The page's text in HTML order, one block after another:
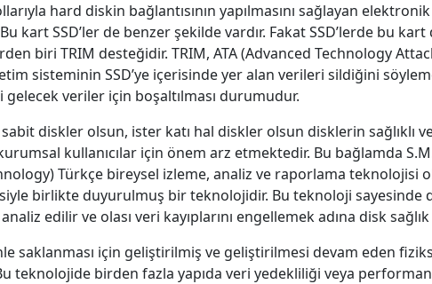
hard diskin bağlantısının yapılmasını sağlayan
kart SSD’ler de benzer şekilde vardır. Fakat SSD’lerde bu
biri TRIM desteğidir. TRIM, ATA (Advanced Technology
sisteminin SSD’ye içerisinde yer alan verileri sildiğini
gelecek veriler için boşaltılması durumudur.
diskler olsun, ister katı hal diskler olsun disklerin sağlıklı
kullanıcılar için önem arz etmektedir. Bu bağlamda
Türkçe bireysel izleme, analiz ve raporlama teknolojisi
birlikte duyurulmuş bir teknolojidir. Bu teknoloji sayesinde
edilir ve olası veri kayıplarını engellemek adına disk
saklanması için geliştirilmiş ve geliştirilmesi devam eden
teknolojide birden fazla yapıda veri yedekliliği veya